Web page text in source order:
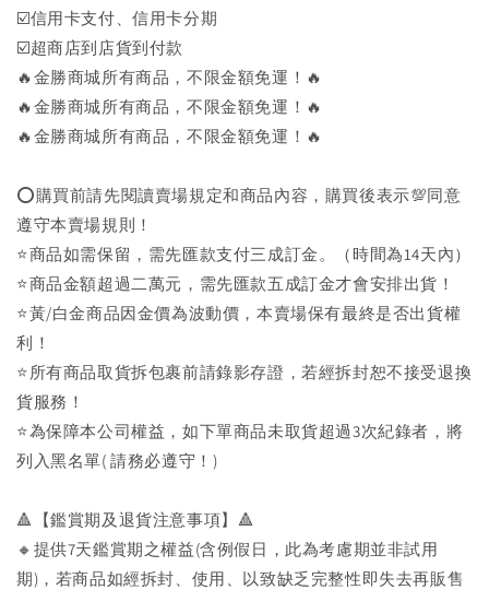
☑️信用卡支付、信用卡分期
☑️超商店到店貨到付款
🔥金勝商城所有商品，不限金額免運！🔥
🔥金勝商城所有商品，不限金額免運！🔥
🔥金勝商城所有商品，不限金額免運！🔥
⭕購買前請先閱讀賣場規定和商品內容，購買後表示💯同意
遵守本賣場規則！
⭐商品如需保留，需先匯款支付三成訂金。（時間為14天內）
⭐商品金額超過二萬元，需先匯款五成訂金才會安排出貨！
⭐黃/白金商品因金價為波動價，本賣場保有最終是否出貨權
利！
⭐️所有商品取貨拆包裹前請錄影存證，若經拆封恕不接受退換
貨服務！
⭐為保障本公司權益，如下單商品未取貨超過3次紀錄者，將
列入黑名單( 請務必遵守！)
🔺【鑑賞期及退貨注意事項】🔺
🔸提供7天鑑賞期之權益(含例假日，此為考慮期並非試用
期)，若商品如經拆封、使用、以致缺乏完整性即失去再販售